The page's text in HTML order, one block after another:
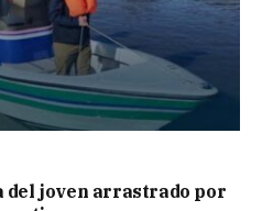
del joven arrastrado por